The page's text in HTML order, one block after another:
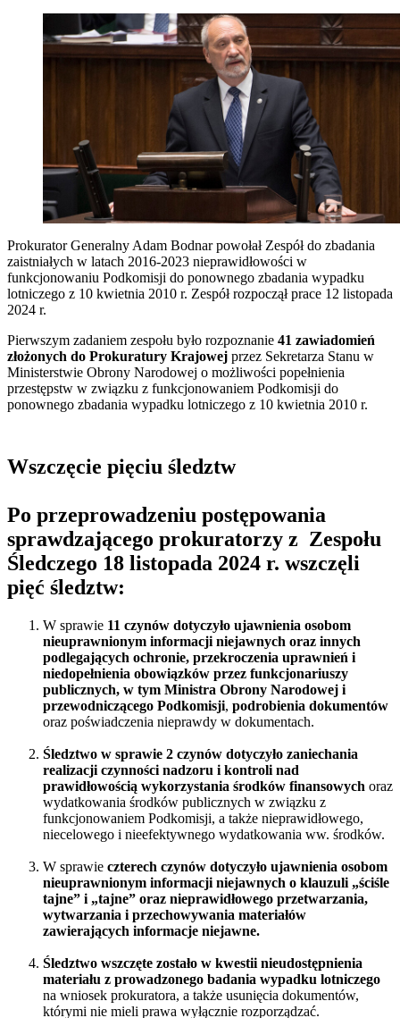
Prokurator Generalny Adam Bodnar powołał Zespół do zbadania
zaistniałych w latach 2016-2023 nieprawidłowości w
funkcjonowaniu Podkomisji do ponownego zbadania wypadku
lotniczego z 10 kwietnia 2010 r. Zespół rozpoczął prace 12 listopada
2024 r.
Pierwszym zadaniem zespołu było rozpoznanie 41 zawiadomień
złożonych do Prokuratury Krajowej przez Sekretarza Stanu w
Ministerstwie Obrony Narodowej o możliwości popełnienia
przestępstw w związku z funkcjonowaniem Podkomisji do
ponownego zbadania wypadku lotniczego z 10 kwietnia 2010 r.
Wszczęcie pięciu śledztw
Po przeprowadzeniu postępowania
sprawdzającego prokuratorzy z Zespołu
Śledczego 18 listopada 2024 r. wszczęli
pięć śledztw:
W sprawie 11 czynów dotyczyło ujawnienia osobom
nieuprawnionym informacji niejawnych oraz innych
podlegających ochronie, przekroczenia uprawnień i
niedopełnienia obowiązków przez funkcjonariuszy
publicznych, w tym Ministra Obrony Narodowej i
przewodniczącego Podkomisji, podrobienia dokumentów
oraz poświadczenia nieprawdy w dokumentach.
Śledztwo w sprawie 2 czynów dotyczyło zaniechania
realizacji czynności nadzoru i kontroli nad
prawidłowością wykorzystania środków finansowych oraz
wydatkowania środków publicznych w związku z
funkcjonowaniem Podkomisji, a także nieprawidłowego,
niecelowego i nieefektywnego wydatkowania ww. środków.
W sprawie czterech czynów dotyczyło ujawnienia osobom
nieuprawnionym informacji niejawnych o klauzuli „ściśle
tajne” i „tajne” oraz nieprawidłowego przetwarzania,
wytwarzania i przechowywania materiałów
zawierających informacje niejawne.
Śledztwo wszczęte zostało w kwestii nieudostępnienia
materiału z prowadzonego badania wypadku lotniczego
na wniosek prokuratora, a także usunięcia dokumentów,
którymi nie mieli prawa wyłącznie rozporządzać.